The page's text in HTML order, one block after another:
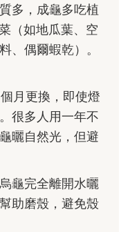
多，成龜多吃植
（如地瓜葉、空
、偶爾蝦乾）。
月更換，即使燈
很多人用一年不
曬自然光，但避
龜完全離開水曬
助磨殼，避免殼